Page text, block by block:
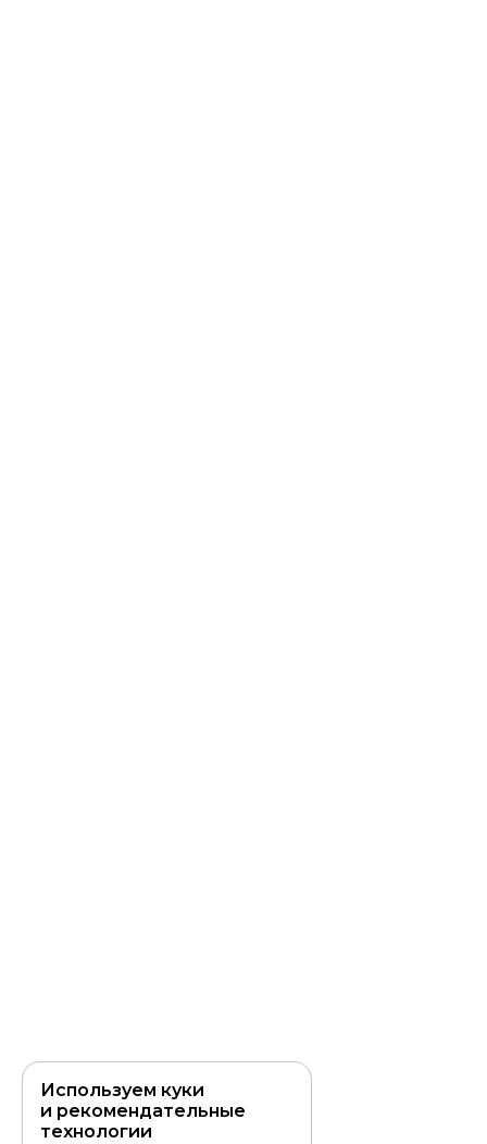
Используем куки
и рекомендательные
технологии